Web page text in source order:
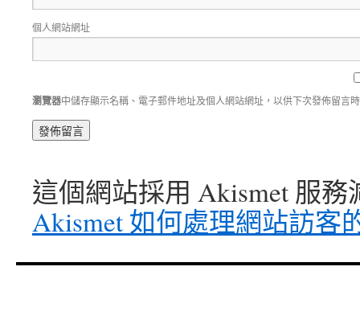
個人網站網址
瀏覽器中儲存顯示名稱、電子郵件地址及個人網站網址，以供下次發佈留言
這個網站採用 Akismet 服
Akismet 如何處理網站訪客